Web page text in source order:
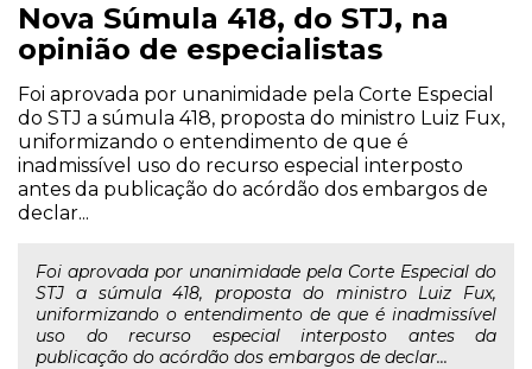
Nova Súmula 418, do STJ, na
opinião de especialistas
Foi aprovada por unanimidade pela Corte Especial
do STJ a súmula 418, proposta do ministro Luiz Fux,
uniformizando o entendimento de que é
inadmissível uso do recurso especial interposto
antes da publicação do acórdão dos embargos de
declar...
Foi aprovada por unanimidade pela Corte Especial do
STJ a súmula 418, proposta do ministro Luiz Fux,
uniformizando o entendimento de que é inadmissível
uso do recurso especial interposto antes da
publicação do acórdão dos embargos de declar...